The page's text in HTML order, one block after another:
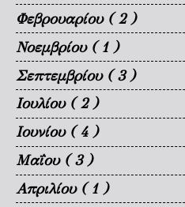
Φεβρουαρίου ( 2 )
Νοεμβρίου ( 1 )
Σεπτεμβρίου ( 3 )
Ιουλίου ( 2 )
Ιουνίου ( 4 )
Μαΐου ( 3 )
Απριλίου ( 1 )